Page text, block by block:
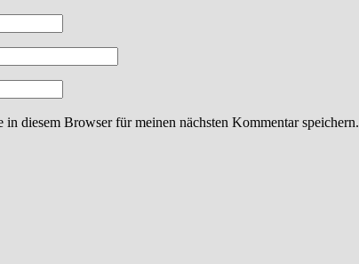
diesem Browser für meinen nächsten Kommentar speichern.